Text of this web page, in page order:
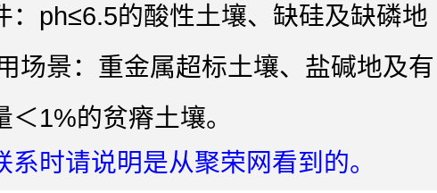
：ph≤6.5的酸性土壤、缺硅及缺磷地
场景：重金属超标土壤、盐碱地及有
＜1%的贫瘠土壤。
系时请说明是从聚荣网看到的。